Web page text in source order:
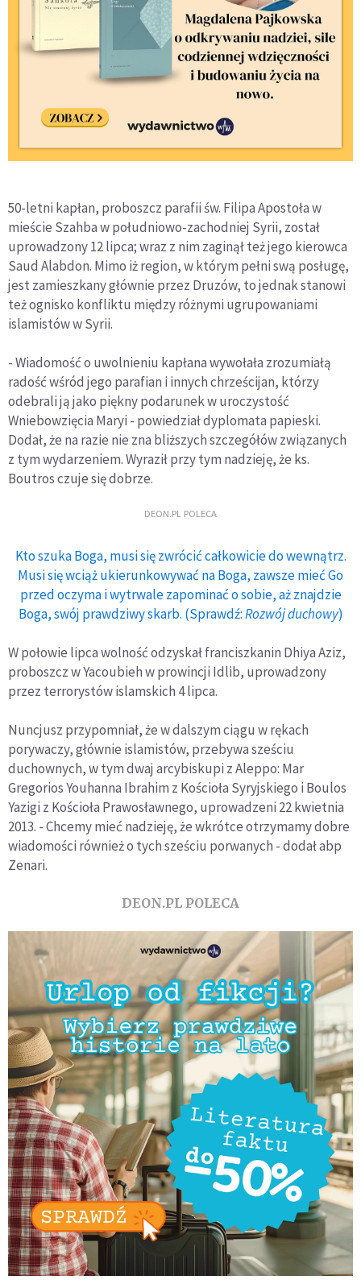
50-letni kapłan, proboszcz parafii św. Filipa Apostoła w
mieście Szahba w południowo-zachodniej Syrii, został
uprowadzony 12 lipca; wraz z nim zaginął też jego kierowca
Saud Alabdon. Mimo iż region, w którym pełni swą posługę,
jest zamieszkany głównie przez Druzów, to jednak stanowi
też ognisko konfliktu między różnymi ugrupowaniami
islamistów w Syrii.
- Wiadomość o uwolnieniu kapłana wywołała zrozumiałą
radość wśród jego parafian i innych chrześcijan, którzy
odebrali ją jako piękny podarunek w uroczystość
Wniebowzięcia Maryi - powiedział dyplomata papieski.
Dodał, że na razie nie zna bliższych szczegółów związanych
z tym wydarzeniem. Wyraził przy tym nadzieję, że ks.
Boutros czuje się dobrze.
DEON.PL POLECA
Kto szuka Boga, musi się zwrócić całkowicie do wewnątrz.
Musi się wciąż ukierunkowywać na Boga, zawsze mieć Go
przed oczyma i wytrwale zapominać o sobie, aż znajdzie
Boga, swój prawdziwy skarb. (Sprawdź:Rozwój duchowy)
W połowie lipca wolność odzyskał franciszkanin Dhiya Aziz,
proboszcz w Yacoubieh w prowincji Idlib, uprowadzony
przez terrorystów islamskich 4 lipca.
Nuncjusz przypomniał, że w dalszym ciągu w rękach
porywaczy, głównie islamistów, przebywa sześciu
duchownych, w tym dwaj arcybiskupi z Aleppo: Mar
Gregorios Youhanna Ibrahim z Kościoła Syryjskiego i Boulos
Yazigi z Kościoła Prawosławnego, uprowadzeni 22 kwietnia
2013. - Chcemy mieć nadzieję, że wkrótce otrzymamy dobre
wiadomości również o tych sześciu porwanych - dodał abp
Zenari.
DEON.PL POLECA